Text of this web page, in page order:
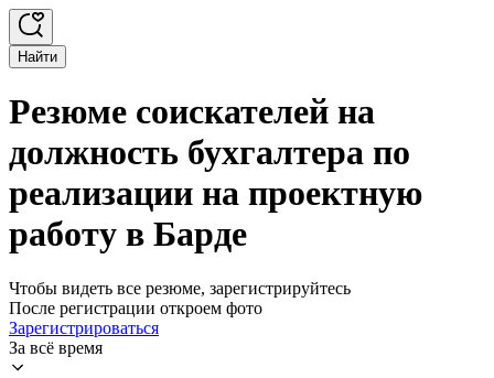
Найти
Резюме соискателей на
должность бухгалтера по
реализации на проектную
работу в Барде
Чтобы видеть все резюме, зарегистрируйтесь
После регистрации откроем фото
Зарегистрироваться
За всё время